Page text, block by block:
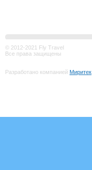
© 2012-2021 Fly Travel
Все права защищены
Разработано компанией Миритек